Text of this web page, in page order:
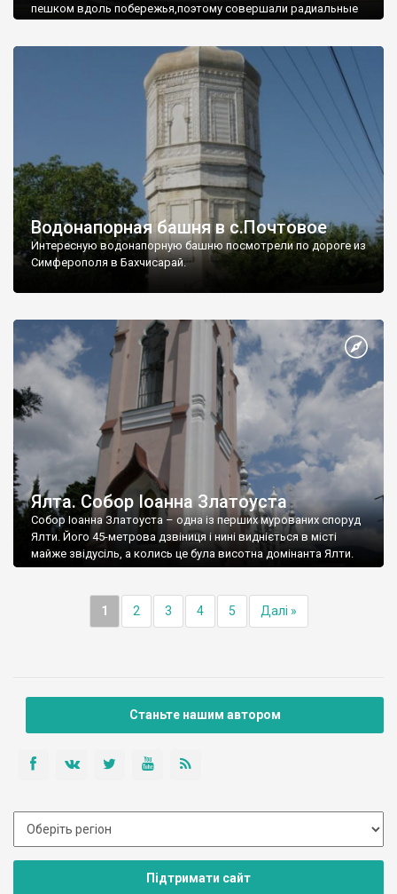
пешком вдоль побережья,поэтому совершали радиальные
Водонапорная башня в с.Почтовое
Интересную водонапорную башню посмотрели по дороге из
Симферополя в Бахчисарай.
Ялта. Собор Іоанна Златоуста
Собор Іоанна Златоуста – одна із перших мурованих споруд
Ялти. Його 45-метрова дзвіниця і нині видніється в місті
майже звідусіль, а колись це була висотна домінанта Ялти.
1 2 3 4 5 Далі »
Станьте нашим автором
Підтримати сайт